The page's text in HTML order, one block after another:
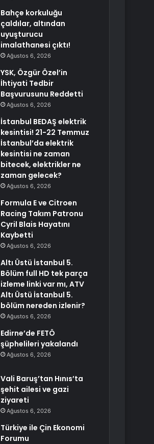
Bahçe korkuluğu
çaldılar, altından
uyuşturucu
imalathanesi çıktı!
Ağustos 6, 2026
YSK, Özgür Özel’in
İhtiyati Tedbir
Başvurusunu Reddetti
Ağustos 6, 2026
İstanbul BEDAŞ elektrik
kesintisi! 21-22 Temmuz
İstanbul’da elektrik
kesintisi ne zaman
bitecek, elektrikler ne
zaman gelecek?
Ağustos 6, 2026
Formula E ve Citroen
Racing Takım Patronu
Cyril Blais Hayatını
Kaybetti
Ağustos 6, 2026
Altı Üstü İstanbul 5.
Bölüm full HD tek parça
izleme linki var mı, ATV
Altı Üstü İstanbul 5.
bölüm nereden izlenir?
Ağustos 6, 2026
Edirne’de FETÖ
şüphelileri yakalandı
Ağustos 6, 2026
Vali Baruş’tan Hınıs’ta
şehit ailesi ve gazi
ziyareti
Ağustos 6, 2026
Türkiye ile Çin Ekonomi
Forumu